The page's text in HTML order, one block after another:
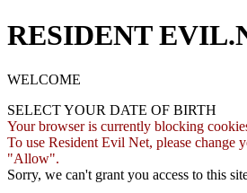
RESIDENT
WELCOME
SELECT YOUR DATE OF BIRTH
Your browser is currently blocking
To use Resident Evil Net, please change
"Allow".
Sorry, we can't grant you access to this